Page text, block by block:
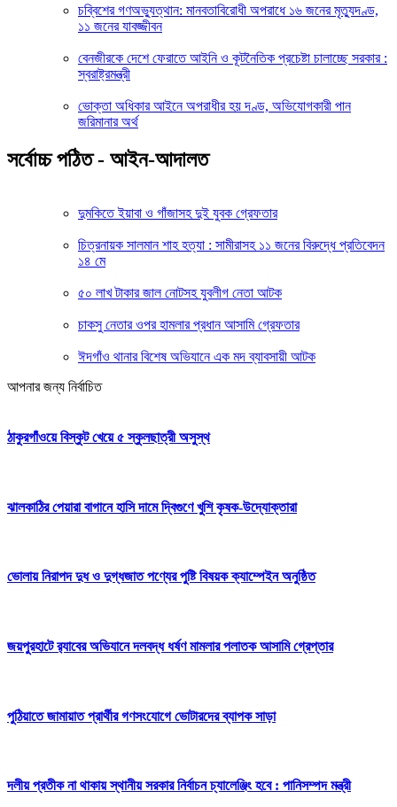
চব্বিশের গণঅভ্যুত্থান: মানবতাবিরোধী অপরাধে ১৬ জনের মৃত্যুদণ্ড,
১১ জনের যাবজ্জীবন
বেনজীরকে দেশে ফেরাতে আইনি ও কূটনৈতিক প্রচেষ্টা চালাচ্ছে সরকার :
স্বরাষ্ট্রমন্ত্রী
ভোক্তা অধিকার আইনে অপরাধীর হয় দণ্ড, অভিযোগকারী পান
জরিমানার অর্থ
সর্বোচ্চ পঠিত - আইন-আদালত
দুমকিতে ইয়াবা ও গাঁজাসহ দুই যুবক গ্রেফতার
চিত্রনায়ক সালমান শাহ হত্যা : সামীরাসহ ১১ জনের বিরুদ্ধে প্রতিবেদন
১৪ মে
৫০ লাখ টাকার জাল নোটসহ যুবলীগ নেতা আটক
চাকসু নেতার ওপর হামলার প্রধান আসামি গ্রেফতার
ঈদগাঁও থানার বিশেষ অভিযানে এক মদ ব্যাবসায়ী আটক
আপনার জন্য নির্বাচিত
ঠাকুরগাঁওয়ে বিস্কুট খেয়ে ৫ স্কুলছাত্রী অসুস্থ
ঝালকাঠির পেয়ারা বাগানে হাসি দামে দ্বিগুণে খুশি কৃষক-উদ্যোক্তারা
ভোলায় নিরাপদ দুধ ও দুগ্ধজাত পণ্যের পুষ্টি বিষয়ক ক্যাম্পেইন অনুষ্ঠিত
জয়পুরহাটে র‍‍্যাবের অভিযানে দলবদ্ধ ধর্ষণ মামলার পলাতক আসামি গ্রেপ্তার
পুঠিয়াতে জামায়াত প্রার্থীর গণসংযোগে ভোটারদের ব্যাপক সাড়া
দলীয় প্রতীক না থাকায় স্থানীয় সরকার নির্বাচন চ্যালেঞ্জিং হবে : পানিসম্পদ মন্ত্রী